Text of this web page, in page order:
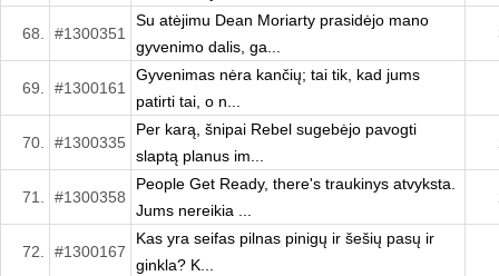
68. #1300351
Su atėjimu Dean Moriarty prasidėjo mano
gyvenimo dalis, ga...
69. #1300161
Gyvenimas nėra kančių; tai tik, kad jums
patirti tai, o n...
70. #1300335
Per karą, šnipai Rebel sugebėjo pavogti
slaptą planus im...
71. #1300358
People Get Ready, there's traukinys atvyksta.
Jums nereikia ...
72. #1300167
Kas yra seifas pilnas pinigų ir šešių pasų ir
ginkla? K...